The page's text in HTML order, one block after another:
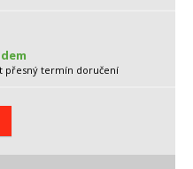
přesný termín doručení